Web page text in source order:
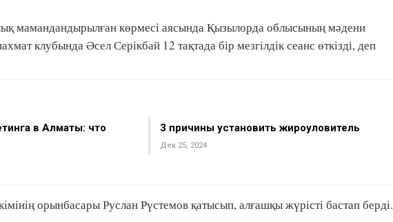
мамандандырылған көрмесі аясында Қызылорда облысының мәдени
клубында Әсел Серікбай 12 тақтада бір мезгілдік сеанс өткізді, деп
в Алматы: что
3 причины установить жироуловитель
Дек 25, 2024
орынбасары Руслан Рүстемов қатысып, алғашқы жүрісті бастап берді.